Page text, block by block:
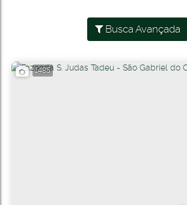
Busca Avançada
1485